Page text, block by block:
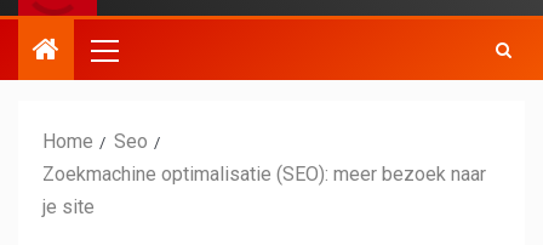
Home
Seo
Zoekmachine optimalisatie (SEO): meer bezoek naar
je site